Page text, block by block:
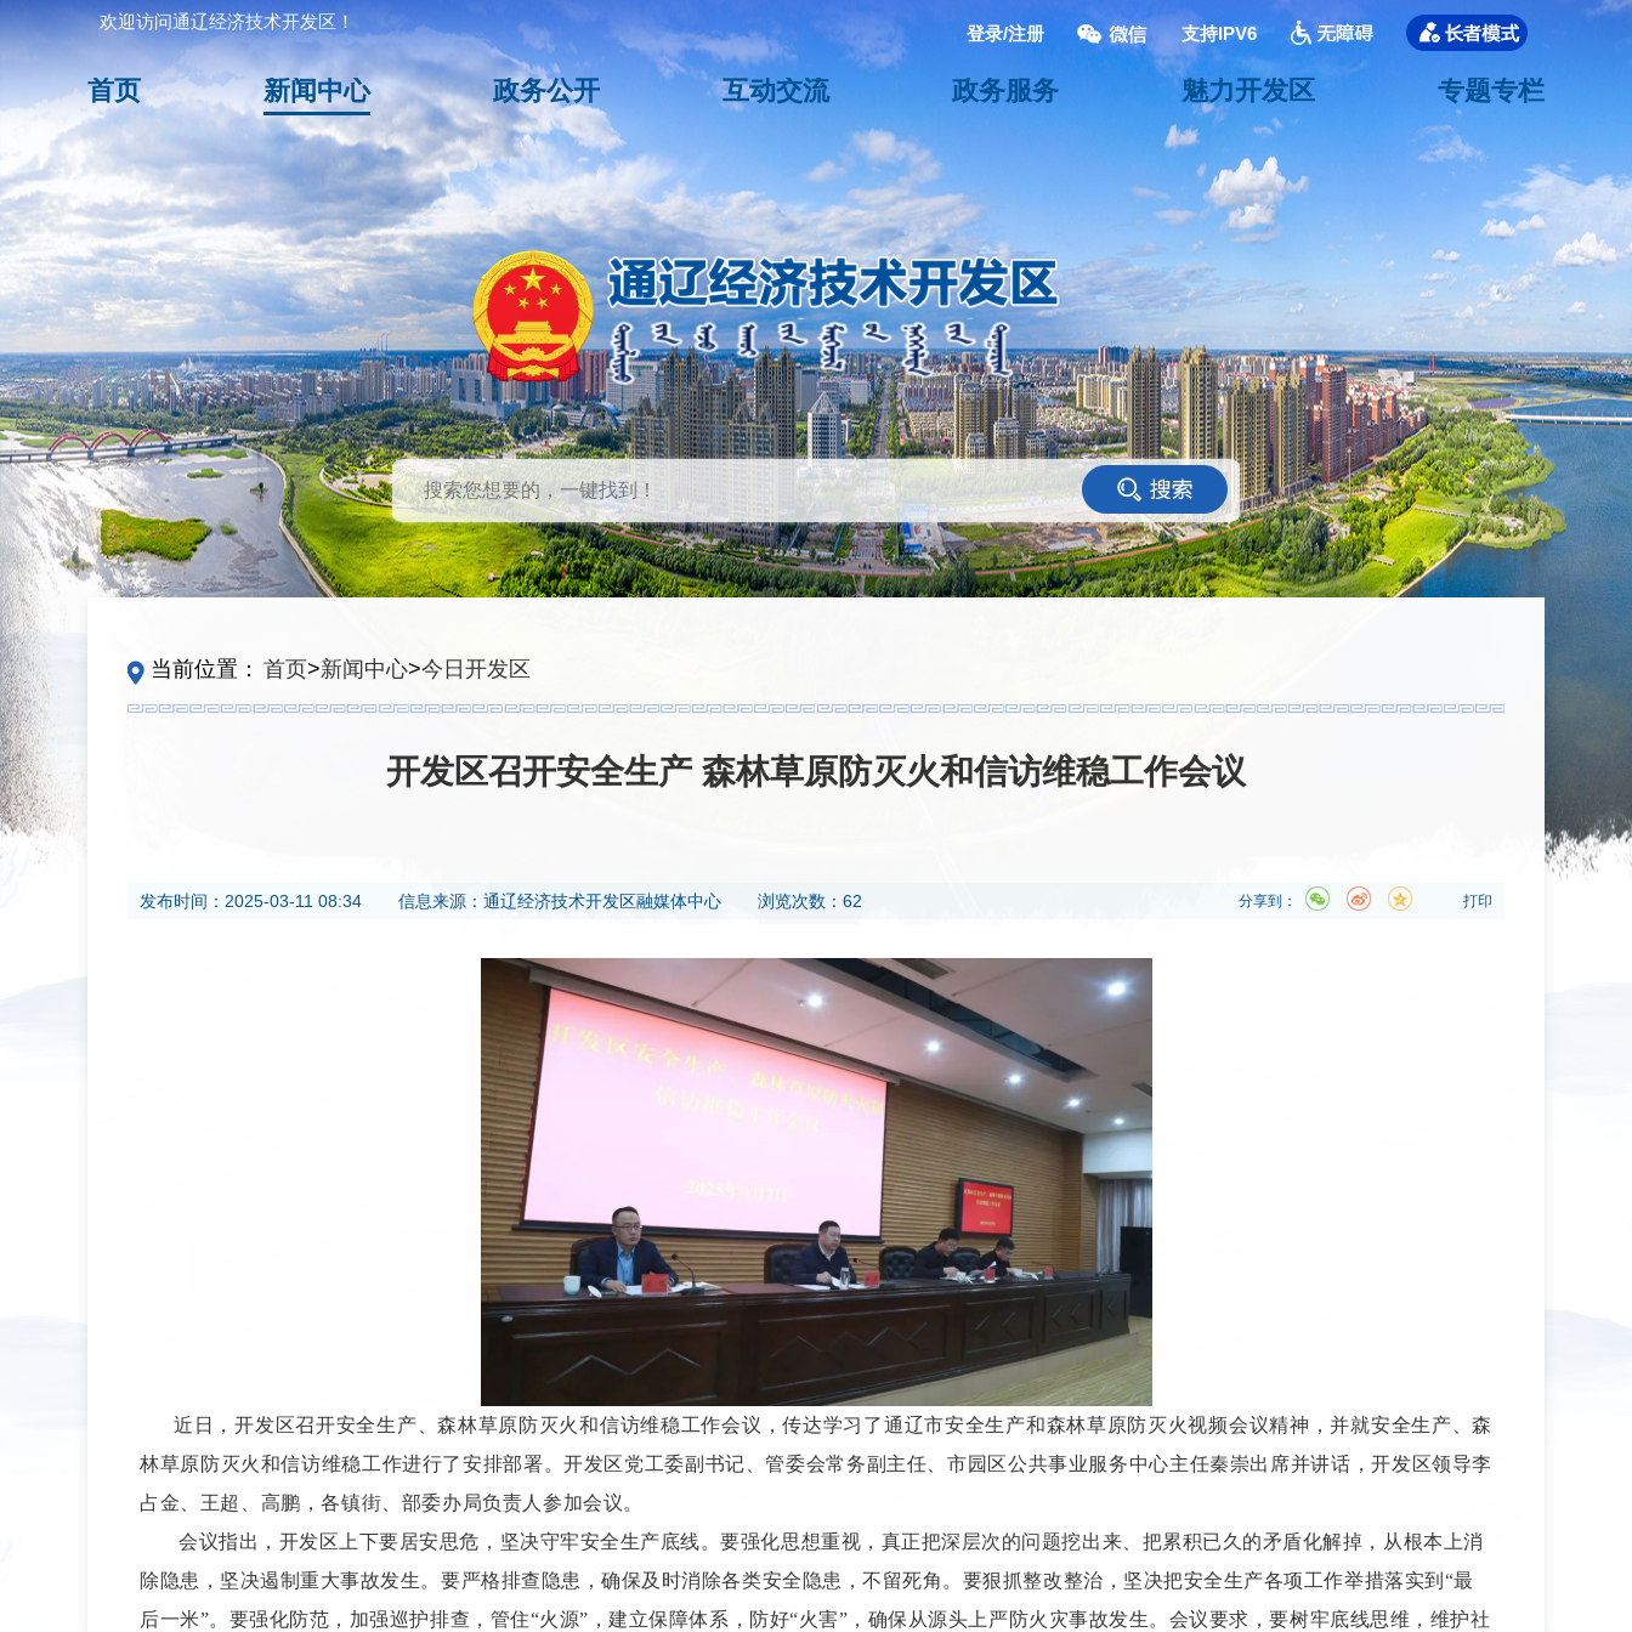
欢迎访问通辽经济技术开发区！
登录/注册 支持IPV6
首页 新闻中心 政务公开 互动交流 政务服务 魅力开发区 专题专栏
<
当前位置： 首页>新闻中心>今日开发区
开发区召开安全生产 森林草原防灭火和信访维稳工作会议
发布时间： 2025-03-11 08:34 信息来源： 通辽经济技术开发区融媒体中心 浏览次数：62 打印
分享到：
近日，开发区召开安全生产、森林草原防灭火和信访维稳工作会议，传达学习了通辽市安全生产和森林草原防灭火视频会议精神，并就安全生产、森
林草原防灭火和信访维稳工作进行了安排部署。开发区党工委副书记、管委会常务副主任、市园区公共事业服务中心主任秦崇出席并讲话，开发区领导李
占金、王超、高鹏，各镇街、部委办局负责人参加会议。
会议指出，开发区上下要居安思危，坚决守牢安全生产底线。要强化思想重视，真正把深层次的问题挖出来、把累积已久的矛盾化解掉，从根本上消
除隐患，坚决遏制重大事故发生。要严格排查隐患，确保及时消除各类安全隐患，不留死角。要狠抓整改整治，坚决把安全生产各项工作举措落实到“最
后一米”。要强化防范，加强巡护排查，管住“火源”，建立保障体系，防好“火害”，确保从源头上严防火灾事故发生。 会议要求，要树牢底线思维，维护社